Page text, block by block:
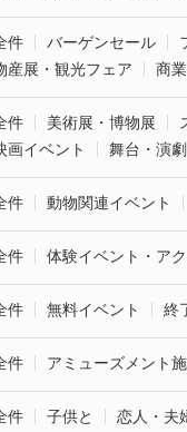
件 バーゲンセール
産展・観光フェア
商
件 美術展・博物展
画イベント
舞台・演劇
件 動物関連イベント
件 体験イベント・ア
件 無料イベント 終
件 アミューズメント
件 子供と 恋人・夫